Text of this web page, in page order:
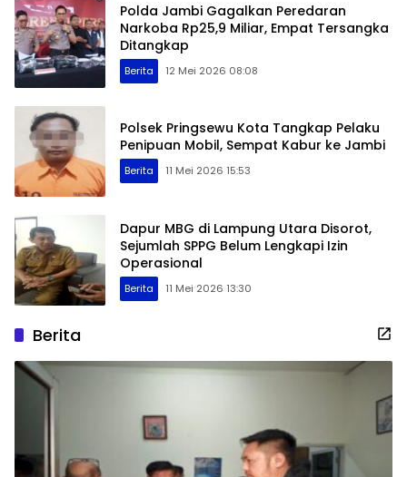
Polda Jambi Gagalkan Peredaran
Narkoba Rp25,9 Miliar, Empat Tersangka
Ditangkap
Berita 12 Mei 2026 08:08
Polsek Pringsewu Kota Tangkap Pelaku
Penipuan Mobil, Sempat Kabur ke Jambi
Berita 11 Mei 2026 15:53
Dapur MBG di Lampung Utara Disorot,
Sejumlah SPPG Belum Lengkapi Izin
Operasional
Berita 11 Mei 2026 13:30
Berita